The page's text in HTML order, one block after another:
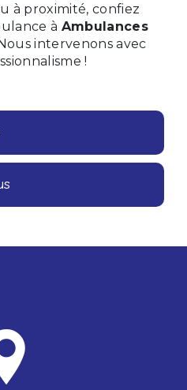
à proximité, confiez
à Ambulances
intervenons avec
!